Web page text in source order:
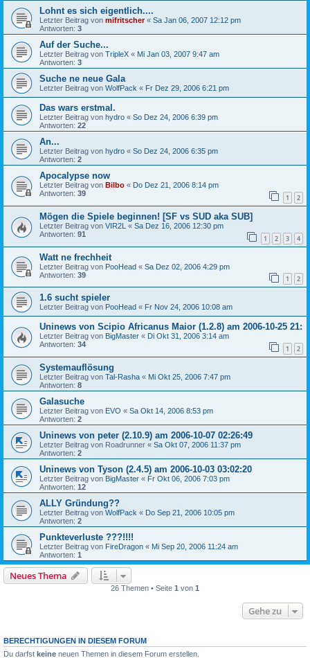
Lohnt es sich eigentlich....
Letzter Beitrag von mifritscher« Sa Jan 06, 2007 12:12 pm
Antworten: 3
Auf der Suche...
Letzter Beitrag von TripleX « Mi Jan 03, 2007 9:47 am
Antworten: 3
Suche ne neue Gala
Letzter Beitrag von WolfPack « Fr Dez 29, 2006 6:21 pm
Das wars erstmal.
Letzter Beitrag von hydro « So Dez 24, 2006 6:39 pm
Antworten: 22
An...
Letzter Beitrag von hydro « So Dez 24, 2006 6:35 pm
Antworten: 2
Apocalypse now
Letzter Beitrag von Bilbo « Do Dez 21, 2006 8:14 pm
Antworten: 39 1 2
Mögen die Spiele beginnen! [SF vs SUD aka SUB]
Letzter Beitrag von VIR2L « Sa Dez 16, 2006 12:30 pm
Antworten: 91 1 2 3 4
Watt ne frechheit
Letzter Beitrag von PooHead « Sa Dez 02, 2006 4:29 pm
Antworten: 39 1 2
1.6 sucht spieler
Letzter Beitrag von PooHead « Fr Nov 24, 2006 10:08 am
Uninews von Scipio Africanus Maior (1.2.8) am 2006-10-25 21:
Letzter Beitrag von BigMaster « Di Okt 31, 2006 3:14 am
Antworten: 34 1 2
Systemauflösung
Letzter Beitrag von Tal-Rasha « Mi Okt 25, 2006 7:47 pm
Antworten: 8
Galasuche
Letzter Beitrag von EVO « Sa Okt 14, 2006 8:53 pm
Antworten: 2
Uninews von peter (2.10.9) am 2006-10-07 02:26:49
Letzter Beitrag von Roadrunner « Sa Okt 07, 2006 11:37 pm
Antworten: 2
Uninews von Tyson (2.4.5) am 2006-10-03 03:02:20
Letzter Beitrag von BigMaster « Fr Okt 06, 2006 7:03 pm
Antworten: 12
ALLY Gründung??
Letzter Beitrag von WolfPack « Do Sep 21, 2006 10:05 pm
Antworten: 2
Punkteverluste ???!!!!
Letzter Beitrag von FireDragon « Mi Sep 20, 2006 11:24 am
Antworten: 1
Neues Thema
26 Themen • Seite 1 von 1
Gehe zu
BERECHTIGUNGEN IN DIESEM FORUM
Du darfst keine neuen Themen in diesem Forum erstellen.